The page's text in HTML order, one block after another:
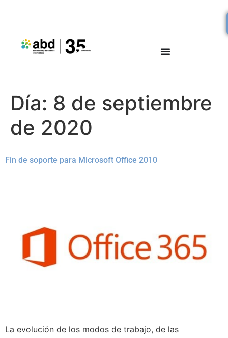
Día: 8 de septiembre
de 2020
Fin de soporte para Microsoft Office 2010
La evolución de los modos de trabajo, de las